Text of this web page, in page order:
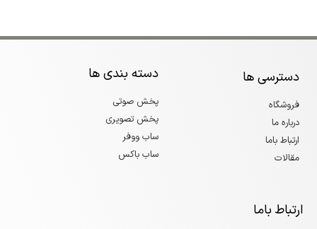
دسترسی ها
فروشگاه
درباره ما
ارتباط باما
مقالات
دسته بندی ها
پخش صوتی
پخش تصویری
ساب ووفر
ساب باکس
ارتباط باما